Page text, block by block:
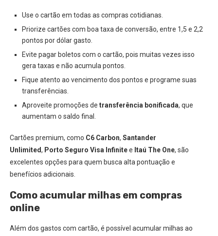
Use o cartão em todas as compras cotidianas.
Priorize cartões com boa taxa de conversão, entre 1,5 e 2,2
pontos por dólar gasto.
Evite pagar boletos com o cartão, pois muitas vezes isso
gera taxas e não acumula pontos.
Fique atento ao vencimento dos pontos e programe suas
transferências.
Aproveite promoções de transferência bonificada, que
aumentam o saldo final.
Cartões premium, como C6 Carbon, Santander
Unlimited, Porto Seguro Visa Infinitee Itaú The One, são
excelentes opções para quem busca alta pontuação e
benefícios adicionais.
Como acumular milhas em compras
online
Além dos gastos com cartão, é possível acumular milhas ao